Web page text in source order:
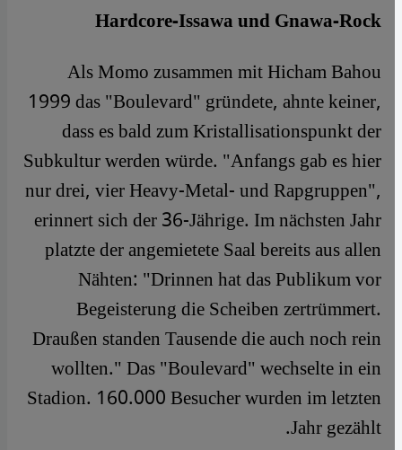
Hardcore-Issawa und Gnawa-Rock
Als Momo zusammen mit Hicham Bahou
1999 das "Boulevard" gründete, ahnte keiner,
dass es bald zum Kristallisationspunkt der
Subkultur werden würde. "Anfangs gab es hier
nur drei, vier Heavy-Metal- und Rapgruppen",
erinnert sich der 36-Jährige. Im nächsten Jahr
platzte der angemietete Saal bereits aus allen
Nähten: "Drinnen hat das Publikum vor
Begeisterung die Scheiben zertrümmert.
Draußen standen Tausende die auch noch rein
wollten." Das "Boulevard" wechselte in ein
Stadion. 160.000 Besucher wurden im letzten
Jahr gezählt.